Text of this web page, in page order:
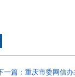
一篇：重庆市委网信